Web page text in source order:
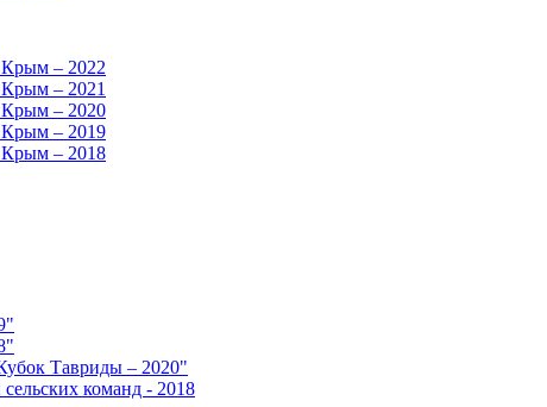
– 2022
– 2021
Крым – 2020
Крым – 2019
Крым – 2018
Тавриды – 2020"
команд - 2018